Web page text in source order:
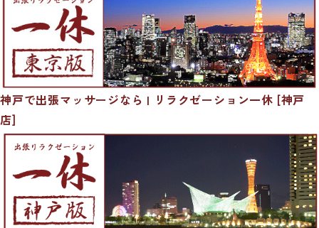
神戸で出張マッサージなら | リラクゼーション一休 [神戸
店]